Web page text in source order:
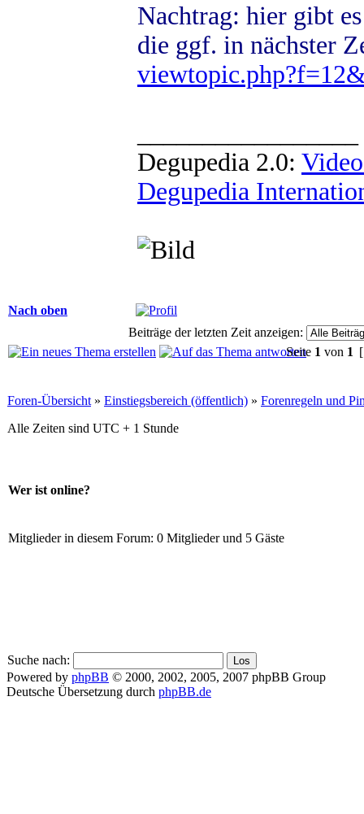
Nachtrag: hier gibt
die ggf. in nächster
Degupedia 2.0:
Degupedia
Nach oben
Beiträge der letzten Zeit anzeigen:
Seite 1 von 1
Foren-Übersicht » Einstiegsbereich (öffentlich) » Forenregeln und
Alle Zeiten sind UTC + 1 Stunde
Wer ist online?
Mitglieder in diesem Forum: 0 Mitglieder und 5 Gäste
Suche nach:
Powered by phpBB © 2000, 2002, 2005, 2007 phpBB Group
Deutsche Übersetzung durch phpBB.de